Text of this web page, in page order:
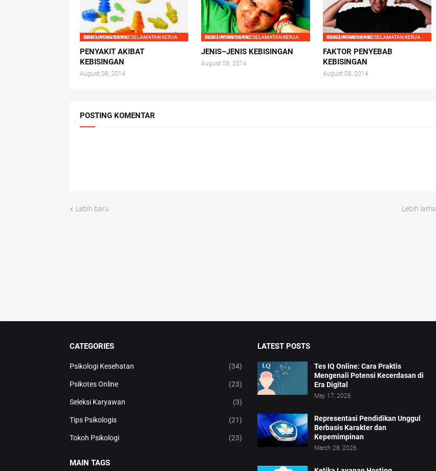
KESEHATAN DAN KESELAMATAN KERJA DAN LINGKUNGAN
PENYAKIT AKIBAT
KEBISINGAN
August 08, 2014
KESEHATAN DAN KESELAMATAN KERJA DAN LINGKUNGAN
JENIS–JENIS KEBISINGAN
August 08, 2014
KESEHATAN DAN KESELAMATAN KERJA DAN LINGKUNGAN
FAKTOR PENYEBAB
KEBISINGAN
August 08, 2014
POSTING KOMENTAR
Lebih baru Lebih lama
CATEGORIES
Psikologi Kesehatan (34)
Psikotes Online (23)
Seleksi Karyawan (3)
Tips Psikologis (21)
Tokoh Psikologi (23)
MAIN TAGS
LATEST POSTS
Tes IQ Online: Cara Praktis
Mengenali Potensi Kecerdasan di
Era Digital
May 17, 2026
Representasi Pendidikan Unggul
Berbasis Karakter dan
Kepemimpinan
March 28, 2026